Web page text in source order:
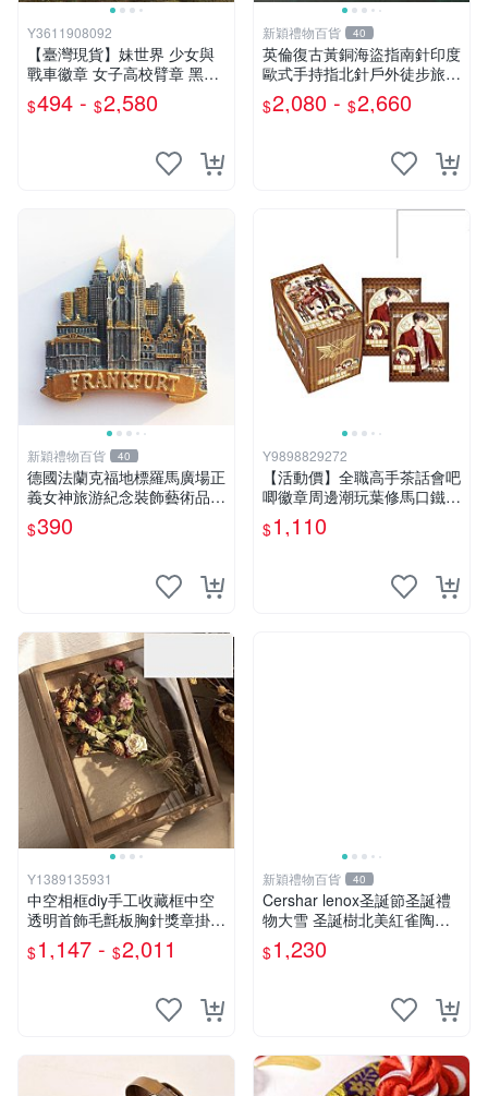
Y3611908092
【臺灣現貨】妹世界 少女與
戰車徽章 女子高校臂章 黑森
峰 大洗 繼續 魔鬼氈章T12
$494 - $2,580
新穎禮物百貨 40
英倫復古黃銅海盜指南針印度
歐式手持指北針戶外徒步旅游
擺件
$2,080 - $2,660
新穎禮物百貨 40
德國法蘭克福地標羅馬廣場正
義女神旅游紀念裝飾藝術品磁
鐵冰箱貼
$390
Y9898829272
【活動價】全職高手茶話會吧
唧徽章周邊潮玩葉修馬口鐵盲
袋燙金籤胸針
$1,110
Y1389135931
中空相框diy手工收藏框中空
透明首飾毛氈板胸針獎章掛牆
展示相框
$1,147 - $2,011
新穎禮物百貨 40
Cershar lenox圣誕節圣誕禮
物大雪 圣誕樹北美紅雀陶瓷
餅干罐擺件
$1,230